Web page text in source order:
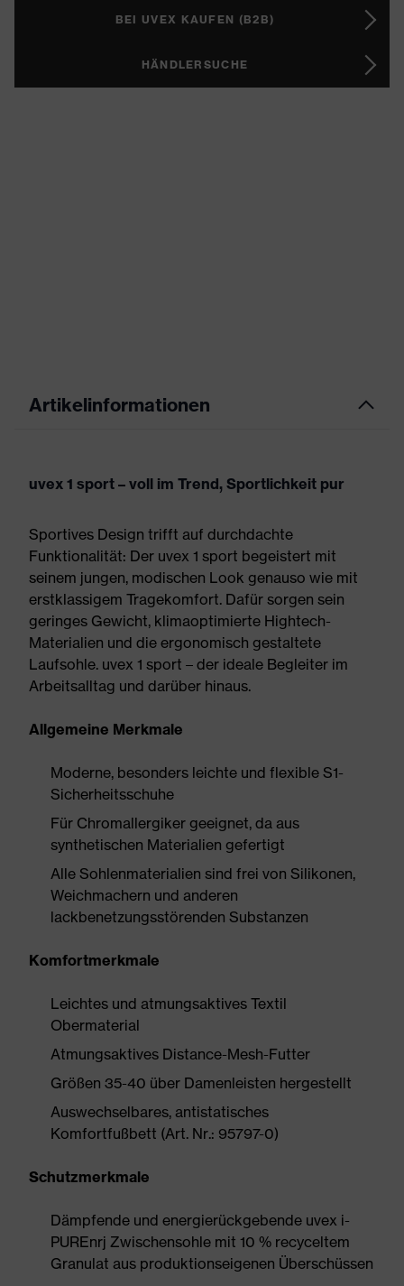
BEI UVEX KAUFEN (B2B)
HÄNDLERSUCHE
Artikelinformationen
uvex 1 sport – voll im Trend, Sportlichkeit pur
Sportives Design trifft auf durchdachte
Funktionalität: Der uvex 1 sport begeistert mit
seinem jungen, modischen Look genauso wie mit
erstklassigem Tragekomfort. Dafür sorgen sein
geringes Gewicht, klimaoptimierte Hightech-
Materialien und die ergonomisch gestaltete
Laufsohle. uvex 1 sport – der ideale Begleiter im
Arbeitsalltag und darüber hinaus.
Allgemeine Merkmale
Moderne, besonders leichte und flexible S1-
Sicherheitsschuhe
Für Chromallergiker geeignet, da aus
synthetischen Materialien gefertigt
Alle Sohlenmaterialien sind frei von Silikonen,
Weichmachern und anderen
lackbenetzungsstörenden Substanzen
Komfortmerkmale
Leichtes und atmungsaktives Textil
Obermaterial
Atmungsaktives Distance-Mesh-Futter
Größen 35-40 über Damenleisten hergestellt
Auswechselbares, antistatisches
Komfortfußbett (Art. Nr.: 95797-0)
Schutzmerkmale
Dämpfende und energierückgebende uvex i-
PUREnrj Zwischensohle mit 10 % recyceltem
Granulat aus produktionseigenen Überschüssen